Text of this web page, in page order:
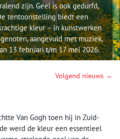
zijn. Geel is ook gedurfd,
tentoonstelling biedt een
kleur – in kunstwerken
aangevuld met muziek,
13 februari t/m 17 mei 2026.
Volgend nieuws →
Van Gogh toen hij in Zuid-
werd de kleur een essentieel